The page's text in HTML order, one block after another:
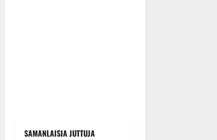
SAMANLAISIA JUTTUJA